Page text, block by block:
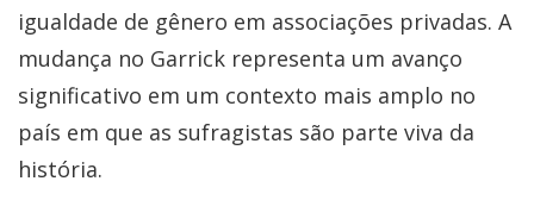
igualdade de gênero em associações privadas. A
mudança no Garrick representa um avanço
significativo em um contexto mais amplo no
país em que as sufragistas são parte viva da
história.